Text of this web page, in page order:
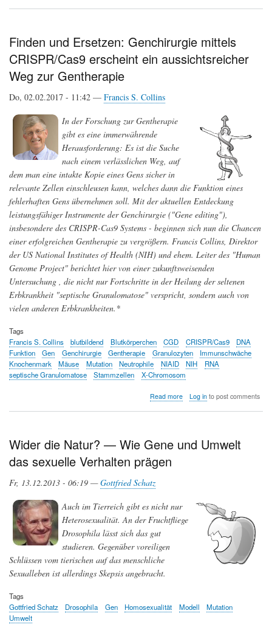
seltene
Erkrankung
der
Finden und Ersetzen: Genchirurgie mittels
CRISPR/Cas9 erscheint ein aussichtsreicher
Weg zur Gentherapie
Do, 02.02.2017 - 11:42 — Francis S. Collins
In der Forschung zur Gentherapie
gibt es eine immerwährende
Herausforderung: Es ist die Suche
nach einem verlässlichen Weg, auf
dem man eine intakte Kopie eines Gens sicher in
relevante Zellen einschleusen kann, welches dann die Funktion eines
fehlerhaften Gens übernehmen soll. Mit der aktuellen Entdeckung
leistungsfähiger Instrumente der Genchirurgie ("Gene editing"),
insbesondere des CRISPR-Cas9 Systems - beginnen sich nun die Chancen
einer erfolgreichen Gentherapie zu vergrößern. Francis Collins, Direktor
der US National Institutes of Health (NIH) und ehem. Leiter des "Human
Genome Project" berichtet hier von einer zukunftsweisenden
Untersuchung , die nicht nur Fortschritte in der Heilung der seltenen
Erbkrankheit "septische Granulomatose" verspricht, sondern auch von
vielen anderen Erbkrankheiten.*
Tags
Francis S. Collins
blutbildend Blutkörperchen CGD CRISPR/Cas9
DNA
Funktion
Gen Genchirurgie Gentherapie Granulozyten
Immunschwäche
Knochenmark
Mäuse Mutation Neutrophile NIAID NIH
RNA
septische Granulomatose
Stammzellen X-Chromosom
Read moreabout
mittels
zur
Gentherapie
Log into post comments
Wider die Natur? — Wie Gene und Umwelt
das sexuelle Verhalten prägen
Fr, 13.12.2013 - 06:19 —Gottfried Schatz
Auch im Tierreich gibt es nicht nur
Heterosexualität. An der Fruchtfliege
Drosophila lässt sich das gut
studieren. Gegenüber voreiligen
Schlüssen vom tierischen auf das menschliche
Sexualleben ist allerdings Skepsis angebracht.
Tags
Gottfried Schatz
Drosophila Gen Homosexualität Modell
Mutation
Umwelt